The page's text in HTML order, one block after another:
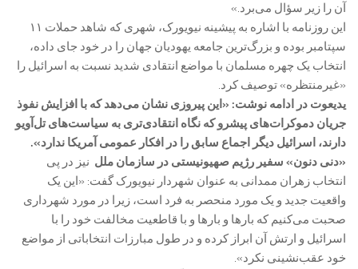
آن را زیر سؤال می‌برد.»
این روزنامه با اشاره به پیشینه نیویورک، شهری که شاهد حملات ۱۱
سپتامبر بوده و بزرگ‌ترین جامعه یهودیان جهان را در خود جای داده،
انتخاب یک چهره مسلمان با مواضع انتقادی شدید نسبت به اسرائیل را
«غیرمنتظره» توصیف کرد.
یدیعوت در ادامه نوشت: «این پیروزی نشان می‌دهد که با افزایش نفوذ
جریان دموکرات‌های پیشرو که نگاه انتقادی‌تری به سیاست‌های تل‌آویو
دارند، اسرائیل دیگر اجماع سابق را در افکار عمومی آمریکا ندارد».
«دنی دنون» سفیر رژیم صهیونیستی در سازمان ملل نیز در پی
انتخاب زهران ممدانی به عنوان شهردار نیویورک گفت: «این یک
واقعیت جدید و یک مورد منحصر به فرد است، زیرا در مورد شهرداری
صحبت می‌کنیم که بارها و بارها و با قاطعیت مخالفت خود را با
اسرائیل و ارتش آن ابراز کرده و در طول مبارزات انتخاباتی از مواضع
خود عقب‌نشینی نکرد».